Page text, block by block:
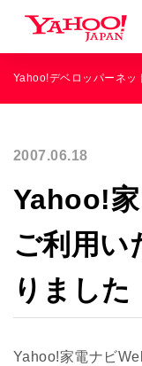
Yahoo!デベロッパーネッ
2007.06.18
Yahoo!
ご利用い
りました
Yahoo!家電ナビ